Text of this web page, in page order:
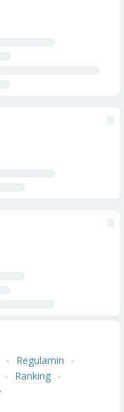
Regulamin
Ranking